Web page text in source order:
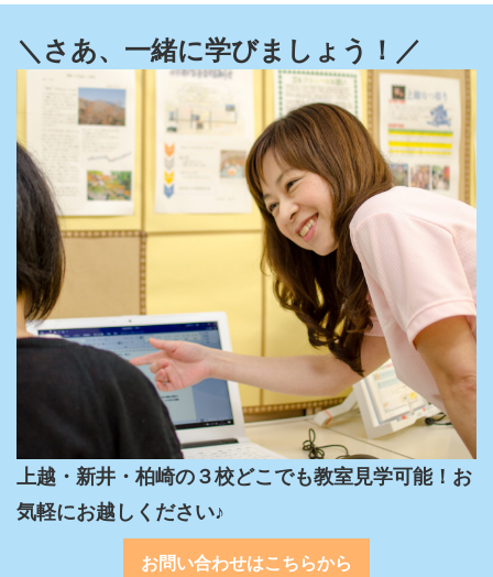
＼さあ、一緒に学びましょう！／
上越・新井・柏崎の３校どこでも教室見学可能！お
気軽にお越しください♪
お問い合わせはこちらから